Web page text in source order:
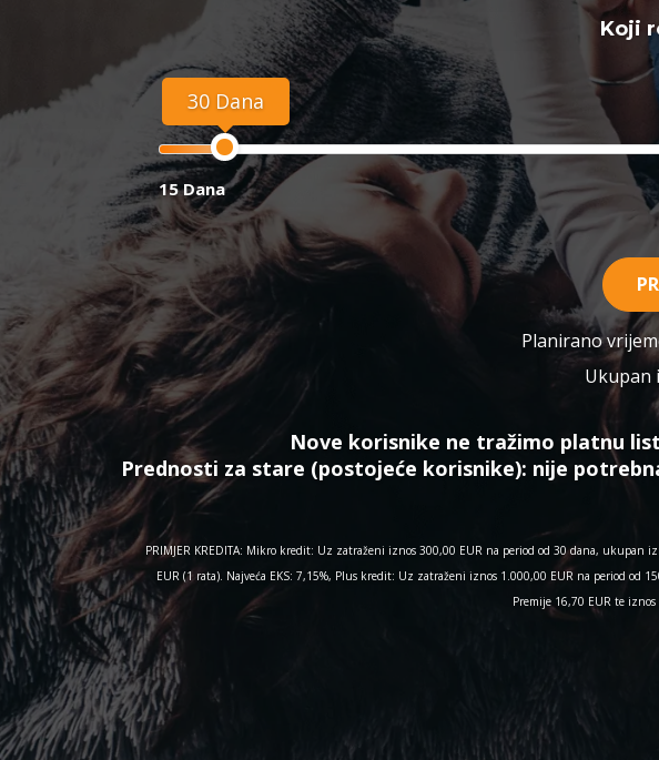
Koji
30 Dana
15 Dana
Planirano
Ukupan
Nove korisnike ne tražimo platnu
Prednosti za stare (postojeće korisnike): nije
PRIMJER KREDITA: Mikro kredit: Uz zatraženi iznos 300,00 EUR na period od 30 dana, ukupan
EUR (1 rata). Najveća EKS: 7,15%, Plus kredit: Uz zatraženi iznos 1.000,00 EUR na period
Premije 16,70 EUR te